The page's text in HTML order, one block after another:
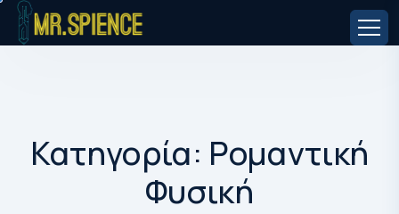
Κατηγορία: Ρομαντική
Φυσική